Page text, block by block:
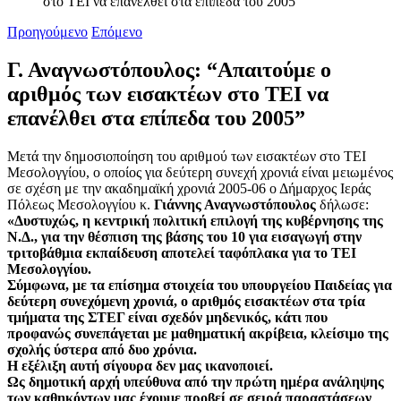
Προηγούμενο Επόμενο
Γ. Αναγνωστόπουλος: “Απαιτούμε ο
αριθμός των εισακτέων στο ΤΕΙ να
επανέλθει στα επίπεδα του 2005”
Μετά την δημοσιοποίηση του αριθμού των εισακτέων στο ΤΕΙ
Μεσολογγίου, ο οποίος για δεύτερη συνεχή χρονιά είναι μειωμένος
σε σχέση με την ακαδημαϊκή χρονιά 2005-06 ο Δήμαρχος Ιεράς
Πόλεως Μεσολογγίου κ. Γιάννης Αναγνωστόπουλος δήλωσε:
«Δυστυχώς, η κεντρική πολιτική επιλογή της κυβέρνησης της
Ν.Δ., για την θέσπιση της βάσης του 10 για εισαγωγή στην
τριτοβάθμια εκπαίδευση αποτελεί ταφόπλακα για το ΤΕΙ
Μεσολογγίου.
Σύμφωνα, με τα επίσημα στοιχεία του υπουργείου Παιδείας για
δεύτερη συνεχόμενη χρονιά, ο αριθμός εισακτέων στα τρία
τμήματα της ΣΤΕΓ είναι σχεδόν μηδενικός, κάτι που
προφανώς συνεπάγεται με μαθηματική ακρίβεια, κλείσιμο της
σχολής ύστερα από δυο χρόνια.
Η εξέλιξη αυτή σίγουρα δεν μας ικανοποιεί.
Ως δημοτική αρχή υπεύθυνα από την πρώτη ημέρα ανάληψης
των καθηκόντων μας έχουμε προβεί σε σειρά παραστάσεων